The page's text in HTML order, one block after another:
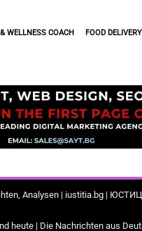
WELLNESS COACH FOOD DELIVERY
Analysen | iustitia.bg |
heute | Die Nachrichten aus